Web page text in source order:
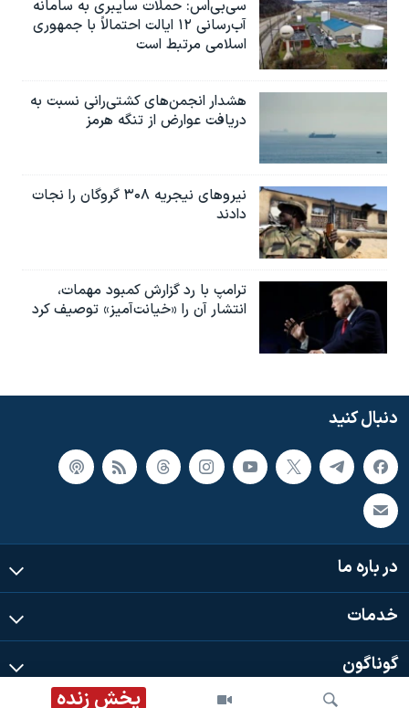
پخش زنده
سی‌بی‌اس: حملات سایبری به سامانه
آب‌رسانی ۱۲ ایالت احتمالاً با جمهوری
اسلامی مرتبط است
هشدار انجمن‌های کشتی‌رانی نسبت به
دریافت عوارض از تنگه هرمز
نیروهای نیجریه‌ ۳۰۸ گروگان را نجات
دادند
ترامپ با رد گزارش کمبود مهمات،
انتشار آن را «خیانت‌آمیز» توصیف کرد
دنبال کنید
در باره ما
خدمات
گوناگون